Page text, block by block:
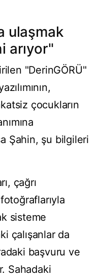
ulaşmak
arıyor"
"DerinGÖRÜ"
çocukların
Şahin, şu bilgileri
çağrı
sisteme
çalışanlar da
başvuru ve
Sahadaki